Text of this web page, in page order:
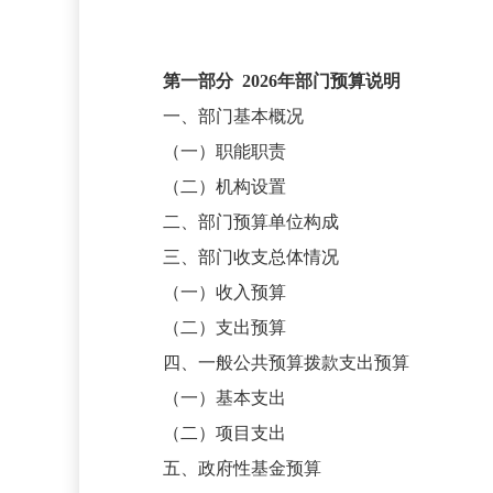
第一部分 2026年部门预算说明
一、部门基本概况
（一）职能职责
（二）机构设置
二、部门预算单位构成
三、部门收支总体情况
（一）收入预算
（二）支出预算
四、一般公共预算拨款支出预算
（一）基本支出
（二）项目支出
五、政府性基金预算